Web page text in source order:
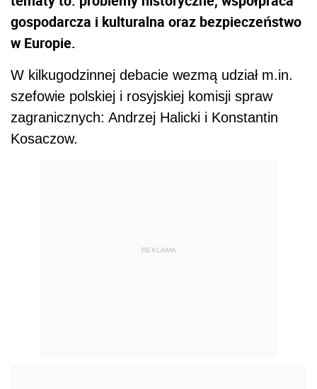
gospodarcza i kulturalna oraz bezpieczeństwo
w Europie.
W kilkugodzinnej debacie wezmą udział m.in.
szefowie polskiej i rosyjskiej komisji spraw
zagranicznych: Andrzej Halicki i Konstantin
Kosaczow.
REKLAMA